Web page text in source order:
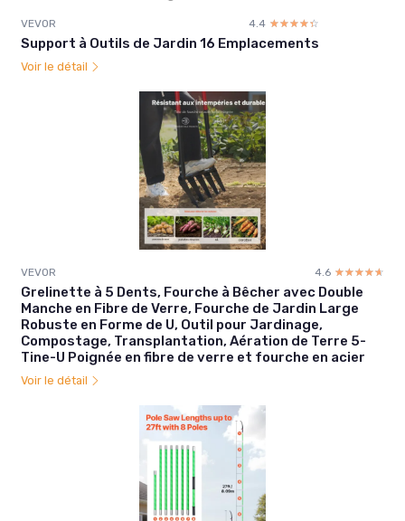
VEVOR 4.4 ☆☆☆☆☆
★★★★★
Support à Outils de Jardin 16 Emplacements
Voir le détail
VEVOR 4.6 ☆☆☆☆☆
★★★★★
Grelinette à 5 Dents, Fourche à Bêcher avec Double
Manche en Fibre de Verre, Fourche de Jardin Large
Robuste en Forme de U, Outil pour Jardinage,
Compostage, Transplantation, Aération de Terre 5-
Tine-U Poignée en fibre de verre et fourche en acier
Voir le détail